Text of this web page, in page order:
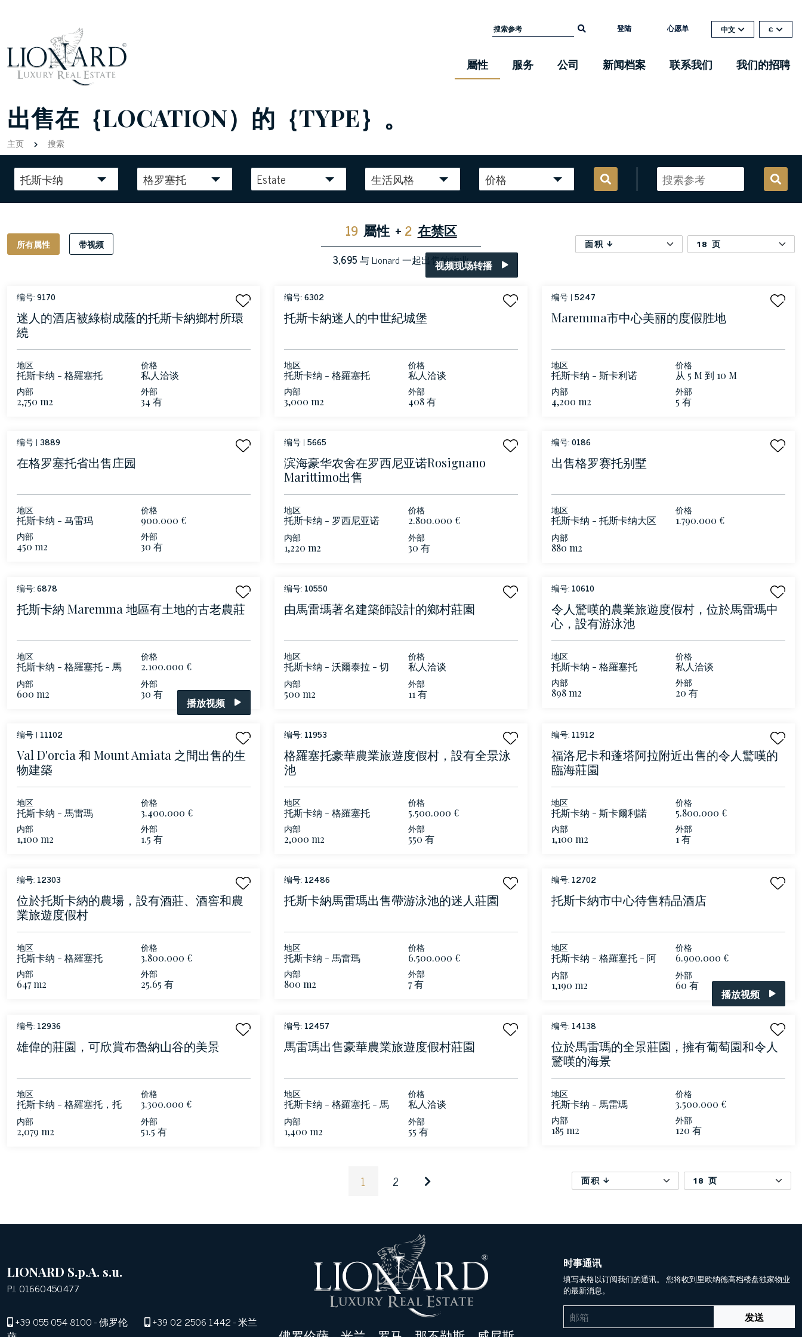
登陆 心愿单 中文 €
屬性 服务 公司 新闻档案 联系我们 我们的招聘
出售在｛LOCATION）的｛TYPE｝。
主页 搜索
托斯卡纳 格罗塞托 Estate 生活风格 价格
所有属性 带视频
19 屬性 + 2 在禁区
3,695与 Lionard 一起出售的物业
面积 18 页
编号:9170
迷人的酒店被綠樹成蔭的托斯卡納鄉村所環
繞
地区
托斯卡纳 - 格羅塞托
价格
私人洽谈
内部
2,750 m2
外部
34 有
视频现场转播
编号:6302
托斯卡納迷人的中世紀城堡
地区
托斯卡纳 - 格羅塞托
价格
私人洽谈
内部
3,000 m2
外部
408 有
编号 | 5247
Maremma市中心美丽的度假胜地
地区
托斯卡纳 - 斯卡利诺
价格
从 5 M 到 10 M
内部
4,200 m2
外部
5 有
编号 | 3889
在格罗塞托省出售庄园
地区
托斯卡纳 - 马雷玛
价格
900.000 €
内部
450 m2
外部
30 有
编号 | 5665
滨海豪华农舍在罗西尼亚诺rosignano
Marittimo出售
地区
托斯卡纳 - 罗西尼亚诺
Rosignano Marittimo
价格
2.800.000 €
内部
1,220 m2
外部
30 有
编号:0186
出售格罗赛托别墅
地区
托斯卡纳 - 托斯卡纳大区
格罗赛托 意大利
价格
1.790.000 €
内部
880 m2
编号:6878
托斯卡納 Maremma 地區有土地的古老農莊
地区
托斯卡纳 - 格羅塞托 - 馬
雷馬
价格
2.100.000 €
内部
600 m2
外部
30 有
编号: 10550
由馬雷瑪著名建築師設計的鄉村莊園
地区
托斯卡纳 - 沃爾泰拉 - 切
塔爾多
价格
私人洽谈
内部
500 m2
外部
11 有
编号: 10610
令人驚嘆的農業旅遊度假村，位於馬雷瑪中
心，設有游泳池
地区
托斯卡纳 - 格羅塞托
价格
私人洽谈
内部
898 m2
外部
20 有
播放视频
编号 | 11102
Val D'orcia 和 Mount Amiata 之間出售的生
物建築
地区
托斯卡纳 - 馬雷瑪
价格
3.400.000 €
内部
1,100 m2
外部
1.5 有
编号: 11953
格羅塞托豪華農業旅遊度假村，設有全景泳
池
地区
托斯卡纳 - 格羅塞托
价格
5.500.000 €
内部
2,000 m2
外部
550 有
编号: 11912
福洛尼卡和蓬塔阿拉附近出售的令人驚嘆的
臨海莊園
地区
托斯卡纳 - 斯卡爾利諾
价格
5.800.000 €
内部
1,100 m2
外部
1 有
编号: 12303
位於托斯卡納的農場，設有酒莊、酒窖和農
業旅遊度假村
地区
托斯卡纳 - 格羅塞托
价格
3.800.000 €
内部
647 m2
外部
25.65 有
编号: 12486
托斯卡納馬雷瑪出售帶游泳池的迷人莊園
地区
托斯卡纳 - 馬雷瑪
价格
6.500.000 €
内部
800 m2
外部
7 有
编号: 12702
托斯卡納市中心待售精品酒店
地区
托斯卡纳 - 格羅塞托 - 阿
爾塔馬雷馬
价格
6.900.000 €
内部
1,190 m2
外部
60 有
编号: 12936
雄偉的莊園，可欣賞布魯納山谷的美景
地区
托斯卡纳 - 格羅塞托，托
斯卡納
价格
3.300.000 €
内部
2,079 m2
外部
51.5 有
编号: 12457
馬雷瑪出售豪華農業旅遊度假村莊園
地区
托斯卡纳 - 格羅塞托 - 馬
雷馬
价格
私人洽谈
内部
1,400 m2
外部
55 有
播放视频
编号: 14138
位於馬雷瑪的全景莊園，擁有葡萄園和令人
驚嘆的海景
地区
托斯卡纳 - 馬雷瑪
价格
3.500.000 €
内部
185 m2
外部
120 有
1 2 面积 18 页
LIONARD S.p.A. s.u.
P.I. 01660450477
+39 055 054 8100- 佛罗伦
+39 02 2506 1442- 米兰
时事通讯
填写表格以订阅我们的通讯。 您将收到里欧纳德高档楼盘独家物业
的最新消息。
发送